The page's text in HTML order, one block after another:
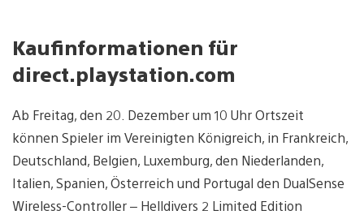
Kaufinformationen für
direct.playstation.com
Ab Freitag, den 20. Dezember um 10 Uhr Ortszeit
können Spieler im Vereinigten Königreich, in Frankreich,
Deutschland, Belgien, Luxemburg, den Niederlanden,
Italien, Spanien, Österreich und Portugal den DualSense
Wireless-Controller – Helldivers 2 Limited Edition